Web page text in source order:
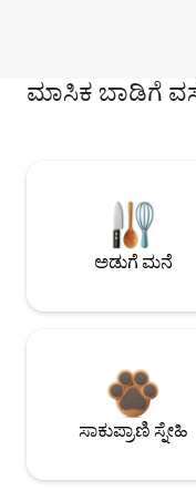
ಮಾಸಿಕ ಬಾಡಿಗೆ
ಅಡುಗೆ ಮನೆ
ಸಾಕುಪ್ರಾಣಿ ಸ್ನೇಹಿ